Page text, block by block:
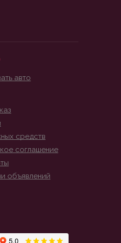
авто
средств
соглашение
объявлений